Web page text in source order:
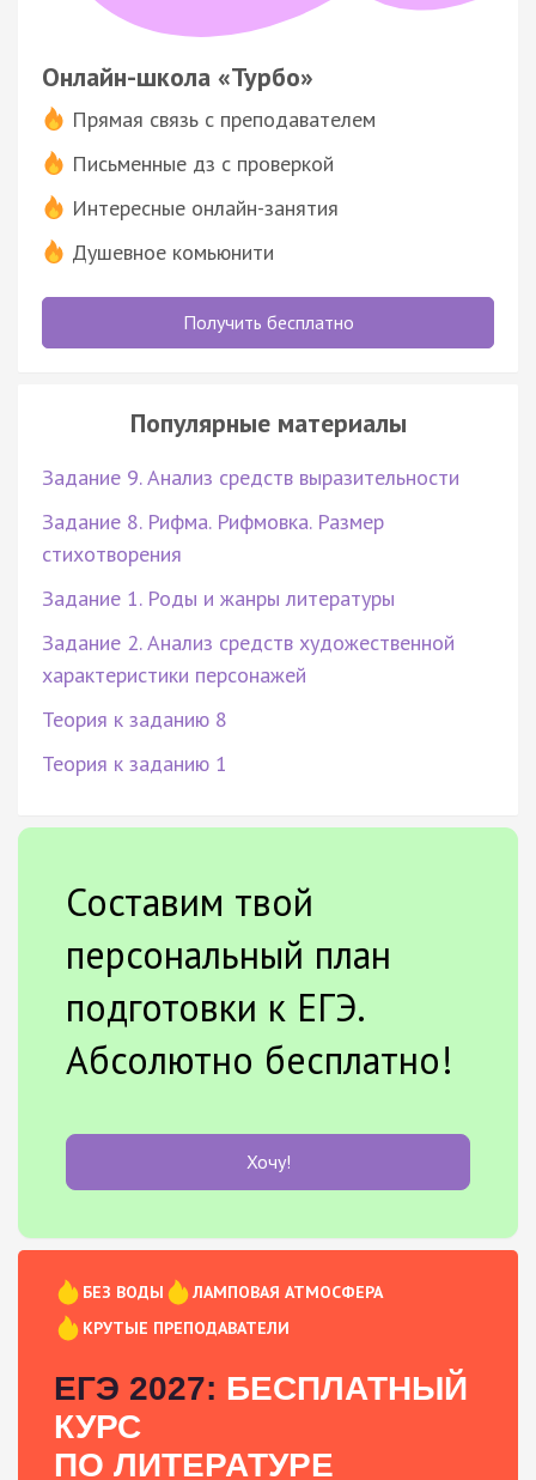
Онлайн-школа «Турбо»
Прямая связь с преподавателем
Письменные дз с проверкой
Интересные онлайн-занятия
Душевное комьюнити
Получить бесплатно
Популярные материалы
Задание 9. Анализ средств выразительности
Задание 8. Рифма. Рифмовка. Размер
стихотворения
Задание 1. Роды и жанры литературы
Задание 2. Анализ средств художественной
характеристики персонажей
Теория к заданию 8
Теория к заданию 1
Составим твой
персональный план
подготовки к ЕГЭ.
Абсолютно бесплатно!
Хочу!
БЕЗ ВОДЫ
ЛАМПОВАЯ АТМОСФЕРА
КРУТЫЕ ПРЕПОДАВАТЕЛИ
ЕГЭ 2027: БЕСПЛАТНЫЙ
КУРС
ПО ЛИТЕРАТУРЕ